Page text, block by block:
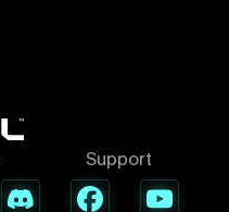
Support